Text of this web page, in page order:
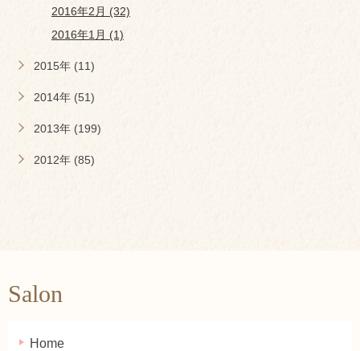
2016年2月 (32)
2016年1月 (1)
2015年 (11)
2014年 (51)
2013年 (199)
2012年 (85)
Salon
Home